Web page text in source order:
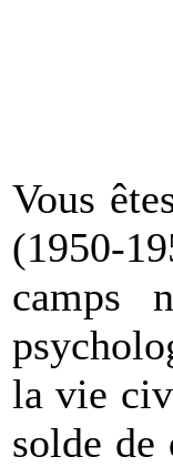
Vous
(1950-
camps
la vie
solde de